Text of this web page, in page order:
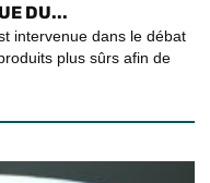
DU...
intervenue dans le débat
plus sûrs afin de